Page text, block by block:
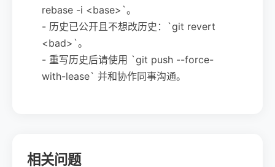
rebase -i <base>`。
- 历史已公开且不想改历史：`git revert
<bad>`。
- 重写历史后请使用 `git push --force-
with-lease` 并和协作同事沟通。
相关问题